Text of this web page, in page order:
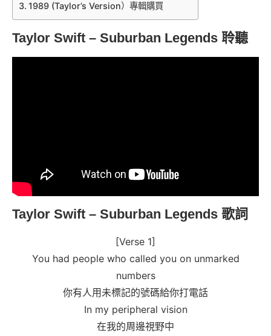
1989 (Taylor’s Version）專輯購買
Taylor Swift – Suburban Legends 聆聽
Taylor Swift – Suburban Legends 歌詞
[Verse 1]
You had people who called you on unmarked
numbers
你有人用未標記的號碼給你打電話
In my peripheral vision
在我的周邊視野中